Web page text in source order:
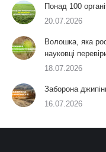
Понад 100
20.07.2026
Волошка, яка
науковці
18.07.2026
Заборона
16.07.2026